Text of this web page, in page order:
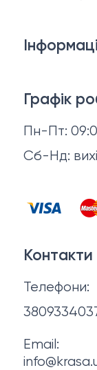
Графік
Пн-Пт:
Сб-Нд:
Макіяж
Волосся
Чоловіча
Відгуки
Договір
Політика
Про нас
Контакти
Телефони:
Email: